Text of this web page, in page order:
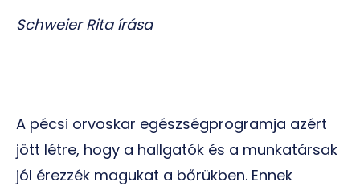
Schweier Rita írása
A pécsi orvoskar egészségprogramja azért
jött létre, hogy a hallgatók és a munkatársak
jól érezzék magukat a bőrükben. Ennek